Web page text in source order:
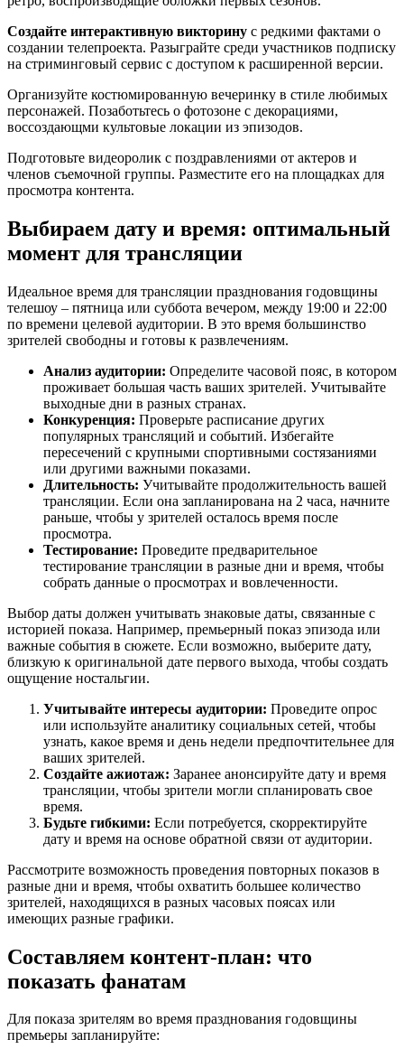
Создайте интерактивную викторину с редкими фактами о
создании телепроекта. Разыграйте среди участников подписку
на стриминговый сервис с доступом к расширенной версии.
Организуйте костюмированную вечеринку в стиле любимых
персонажей. Позаботьтесь о фотозоне с декорациями,
воссоздающми культовые локации из эпизодов.
Подготовьте видеоролик с поздравлениями от актеров и
членов съемочной группы. Разместите его на площадках для
просмотра контента.
Выбираем дату и время: оптимальный
момент для трансляции
Идеальное время для трансляции празднования годовщины
телешоу – пятница или суббота вечером, между 19:00 и 22:00
по времени целевой аудитории. В это время большинство
зрителей свободны и готовы к развлечениям.
Анализ аудитории: Определите часовой пояс, в котором
проживает большая часть ваших зрителей. Учитывайте
выходные дни в разных странах.
Конкуренция: Проверьте расписание других
популярных трансляций и событий. Избегайте
пересечений с крупными спортивными состязаниями
или другими важными показами.
Длительность: Учитывайте продолжительность вашей
трансляции. Если она запланирована на 2 часа, начните
раньше, чтобы у зрителей осталось время после
просмотра.
Тестирование: Проведите предварительное
тестирование трансляции в разные дни и время, чтобы
собрать данные о просмотрах и вовлеченности.
Выбор даты должен учитывать знаковые даты, связанные с
историей показа. Например, премьерный показ эпизода или
важные события в сюжете. Если возможно, выберите дату,
близкую к оригинальной дате первого выхода, чтобы создать
ощущение ностальгии.
Учитывайте интересы аудитории: Проведите опрос
или используйте аналитику социальных сетей, чтобы
узнать, какое время и день недели предпочтительнее для
ваших зрителей.
Создайте ажиотаж: Заранее анонсируйте дату и время
трансляции, чтобы зрители могли спланировать свое
время.
Будьте гибкими: Если потребуется, скорректируйте
дату и время на основе обратной связи от аудитории.
Рассмотрите возможность проведения повторных показов в
разные дни и время, чтобы охватить большее количество
зрителей, находящихся в разных часовых поясах или
имеющих разные графики.
Составляем контент-план: что
показать фанатам
Для показа зрителям во время празднования годовщины
премьеры запланируйте: